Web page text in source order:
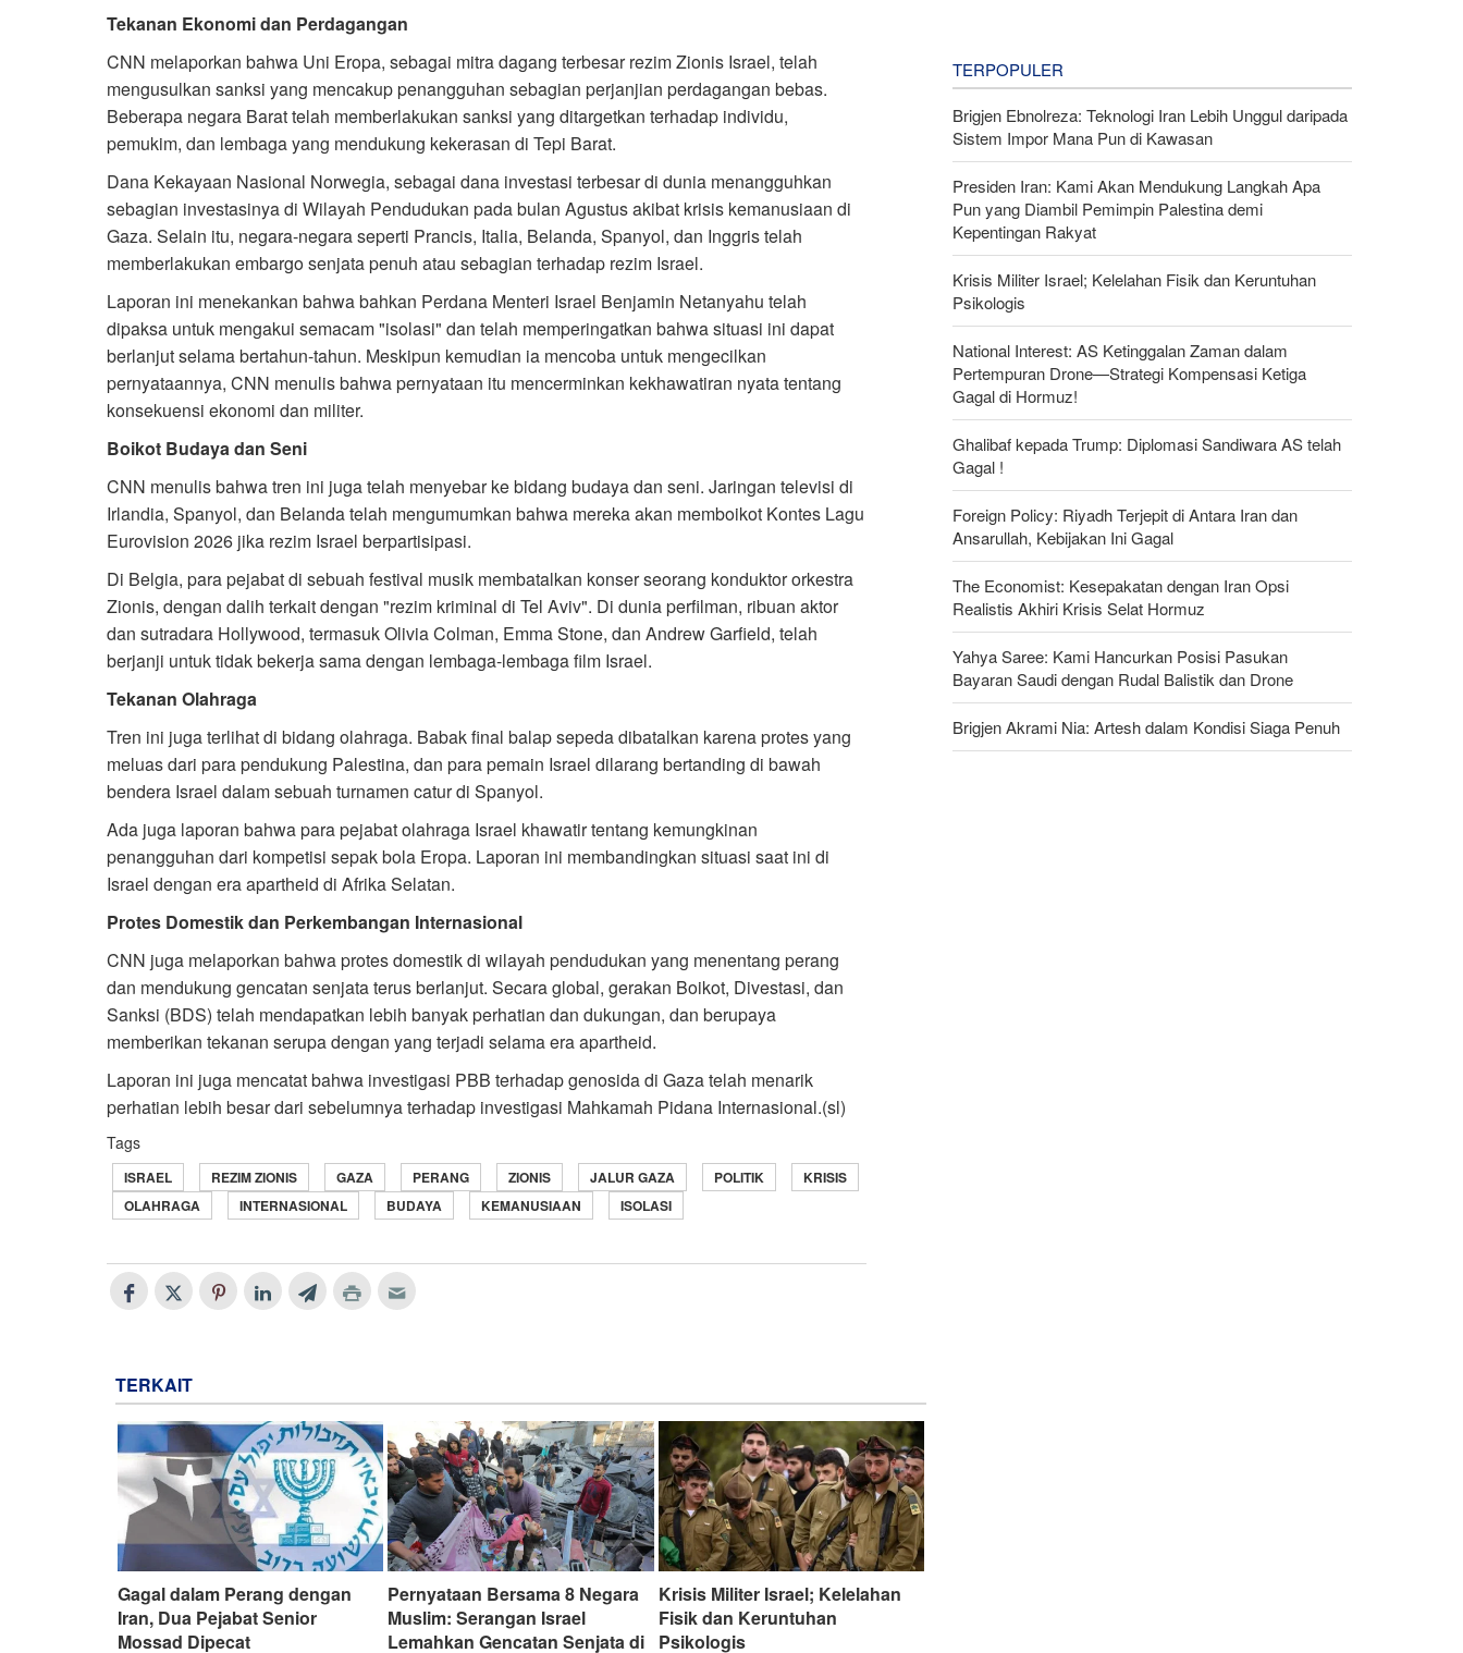
Tekanan Ekonomi dan Perdagangan
CNN melaporkan bahwa Uni Eropa, sebagai mitra dagang terbesar rezim Zionis Israel, telah
mengusulkan sanksi yang mencakup penangguhan sebagian perjanjian perdagangan bebas.
Beberapa negara Barat telah memberlakukan sanksi yang ditargetkan terhadap individu,
pemukim, dan lembaga yang mendukung kekerasan di Tepi Barat.
Dana Kekayaan Nasional Norwegia, sebagai dana investasi terbesar di dunia menangguhkan
sebagian investasinya di Wilayah Pendudukan pada bulan Agustus akibat krisis kemanusiaan di
Gaza. Selain itu, negara-negara seperti Prancis, Italia, Belanda, Spanyol, dan Inggris telah
memberlakukan embargo senjata penuh atau sebagian terhadap rezim Israel.
Laporan ini menekankan bahwa bahkan Perdana Menteri Israel Benjamin Netanyahu telah
dipaksa untuk mengakui semacam "isolasi" dan telah memperingatkan bahwa situasi ini dapat
berlanjut selama bertahun-tahun. Meskipun kemudian ia mencoba untuk mengecilkan
pernyataannya, CNN menulis bahwa pernyataan itu mencerminkan kekhawatiran nyata tentang
konsekuensi ekonomi dan militer.
Boikot Budaya dan Seni
CNN menulis bahwa tren ini juga telah menyebar ke bidang budaya dan seni. Jaringan televisi di
Irlandia, Spanyol, dan Belanda telah mengumumkan bahwa mereka akan memboikot Kontes Lagu
Eurovision 2026 jika rezim Israel berpartisipasi.
Di Belgia, para pejabat di sebuah festival musik membatalkan konser seorang konduktor orkestra
Zionis, dengan dalih terkait dengan "rezim kriminal di Tel Aviv". Di dunia perfilman, ribuan aktor
dan sutradara Hollywood, termasuk Olivia Colman, Emma Stone, dan Andrew Garfield, telah
berjanji untuk tidak bekerja sama dengan lembaga-lembaga film Israel.
Tekanan Olahraga
Tren ini juga terlihat di bidang olahraga. Babak final balap sepeda dibatalkan karena protes yang
meluas dari para pendukung Palestina, dan para pemain Israel dilarang bertanding di bawah
bendera Israel dalam sebuah turnamen catur di Spanyol.
Ada juga laporan bahwa para pejabat olahraga Israel khawatir tentang kemungkinan
penangguhan dari kompetisi sepak bola Eropa. Laporan ini membandingkan situasi saat ini di
Israel dengan era apartheid di Afrika Selatan.
Protes Domestik dan Perkembangan Internasional
CNN juga melaporkan bahwa protes domestik di wilayah pendudukan yang menentang perang
dan mendukung gencatan senjata terus berlanjut. Secara global, gerakan Boikot, Divestasi, dan
Sanksi (BDS) telah mendapatkan lebih banyak perhatian dan dukungan, dan berupaya
memberikan tekanan serupa dengan yang terjadi selama era apartheid.
Laporan ini juga mencatat bahwa investigasi PBB terhadap genosida di Gaza telah menarik
perhatian lebih besar dari sebelumnya terhadap investigasi Mahkamah Pidana Internasional.(sl)
Tags
ISRAEL REZIM ZIONIS GAZA PERANG ZIONIS JALUR GAZA POLITIK
KRISIS
OLAHRAGA
INTERNASIONAL BUDAYA KEMANUSIAAN ISOLASI
TERKAIT
Gagal dalam Perang dengan
Iran, Dua Pejabat Senior
Mossad Dipecat
Pernyataan Bersama 8 Negara
Muslim: Serangan Israel
Lemahkan Gencatan Senjata di
Krisis Militer Israel; Kelelahan
Fisik dan Keruntuhan
Psikologis
TERPOPULER
Brigjen Ebnolreza: Teknologi Iran Lebih Unggul daripada
Sistem Impor Mana Pun di Kawasan
Presiden Iran: Kami Akan Mendukung Langkah Apa
Pun yang Diambil Pemimpin Palestina demi
Kepentingan Rakyat
Krisis Militer Israel; Kelelahan Fisik dan Keruntuhan
Psikologis
National Interest: AS Ketinggalan Zaman dalam
Pertempuran Drone—Strategi Kompensasi Ketiga
Gagal di Hormuz!
Ghalibaf kepada Trump: Diplomasi Sandiwara AS telah
Gagal !
Foreign Policy: Riyadh Terjepit di Antara Iran dan
Ansarullah, Kebijakan Ini Gagal
The Economist: Kesepakatan dengan Iran Opsi
Realistis Akhiri Krisis Selat Hormuz
Yahya Saree: Kami Hancurkan Posisi Pasukan
Bayaran Saudi dengan Rudal Balistik dan Drone
Brigjen Akrami Nia: Artesh dalam Kondisi Siaga Penuh